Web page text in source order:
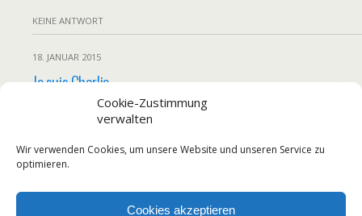
Cookie-Zustimmung
verwalten
Wir verwenden Cookies, um unsere Website und unseren Service zu
optimieren.
Cookies akzeptieren
KEINE ANTWORT
18. JANUAR 2015
Je suis Charlie
KEINE ANTWORT
Weitere Von Diesem Monat Laden…